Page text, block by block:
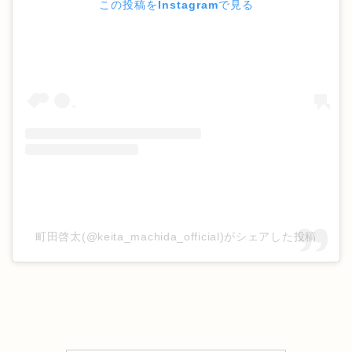
この投稿をInstagramで見る
町田啓太(@keita_machida_official)がシェアした投稿